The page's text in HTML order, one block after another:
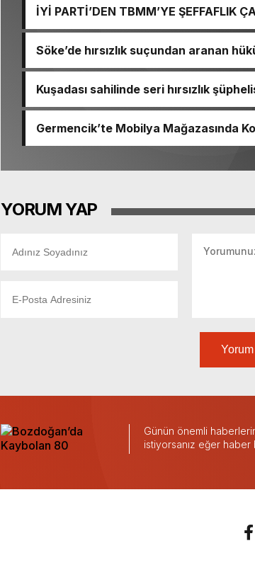
İYİ PARTİ’DEN TBMM’YE ŞEFFAFLIK
Söke’de hırsızlık suçundan aranan
Kuşadası sahilinde seri hırsızlık
Germencik’te Mobilya Mağazasında
YORUM YAP
Günün önemli
istiyorsanız eğer